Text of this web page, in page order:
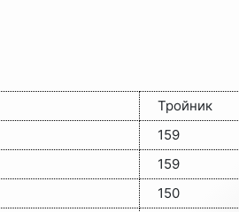
Тройник
159
159
150